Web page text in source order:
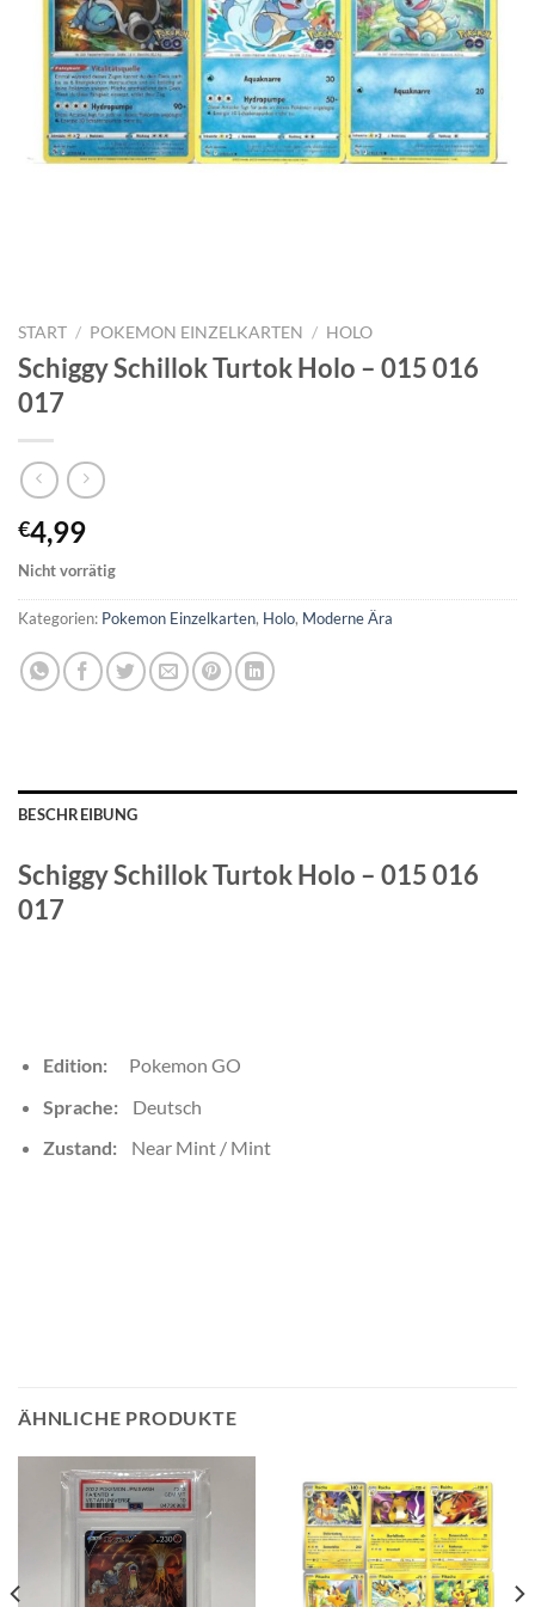
START / POKEMON EINZELKARTEN / HOLO
Schiggy Schillok Turtok Holo – 015 016
017
€4,99
Nicht vorrätig
Kategorien: Pokemon Einzelkarten, Holo, Moderne Ära
BESCHREIBUNG
Schiggy Schillok Turtok Holo – 015 016
017
Edition:Pokemon GO
Sprache:Deutsch
Zustand:Near Mint / Mint
ÄHNLICHE PRODUKTE